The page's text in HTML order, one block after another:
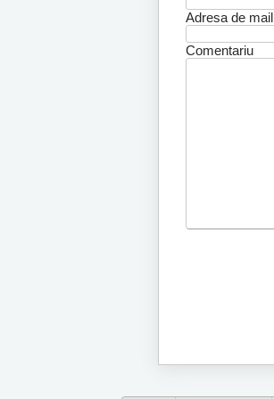
Adresa de mail
Comentariu